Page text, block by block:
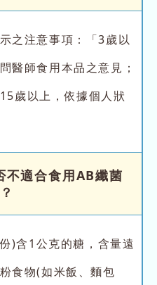
之注意事項：「3歲以
醫師食用本品之意見；
歲以上，依據個人狀
適合食用AB纖菌
)含1公克的糖，含量遠
食物(如米飯、麵包